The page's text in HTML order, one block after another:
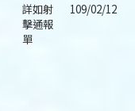
詳如射
擊通報
單
109/02/12